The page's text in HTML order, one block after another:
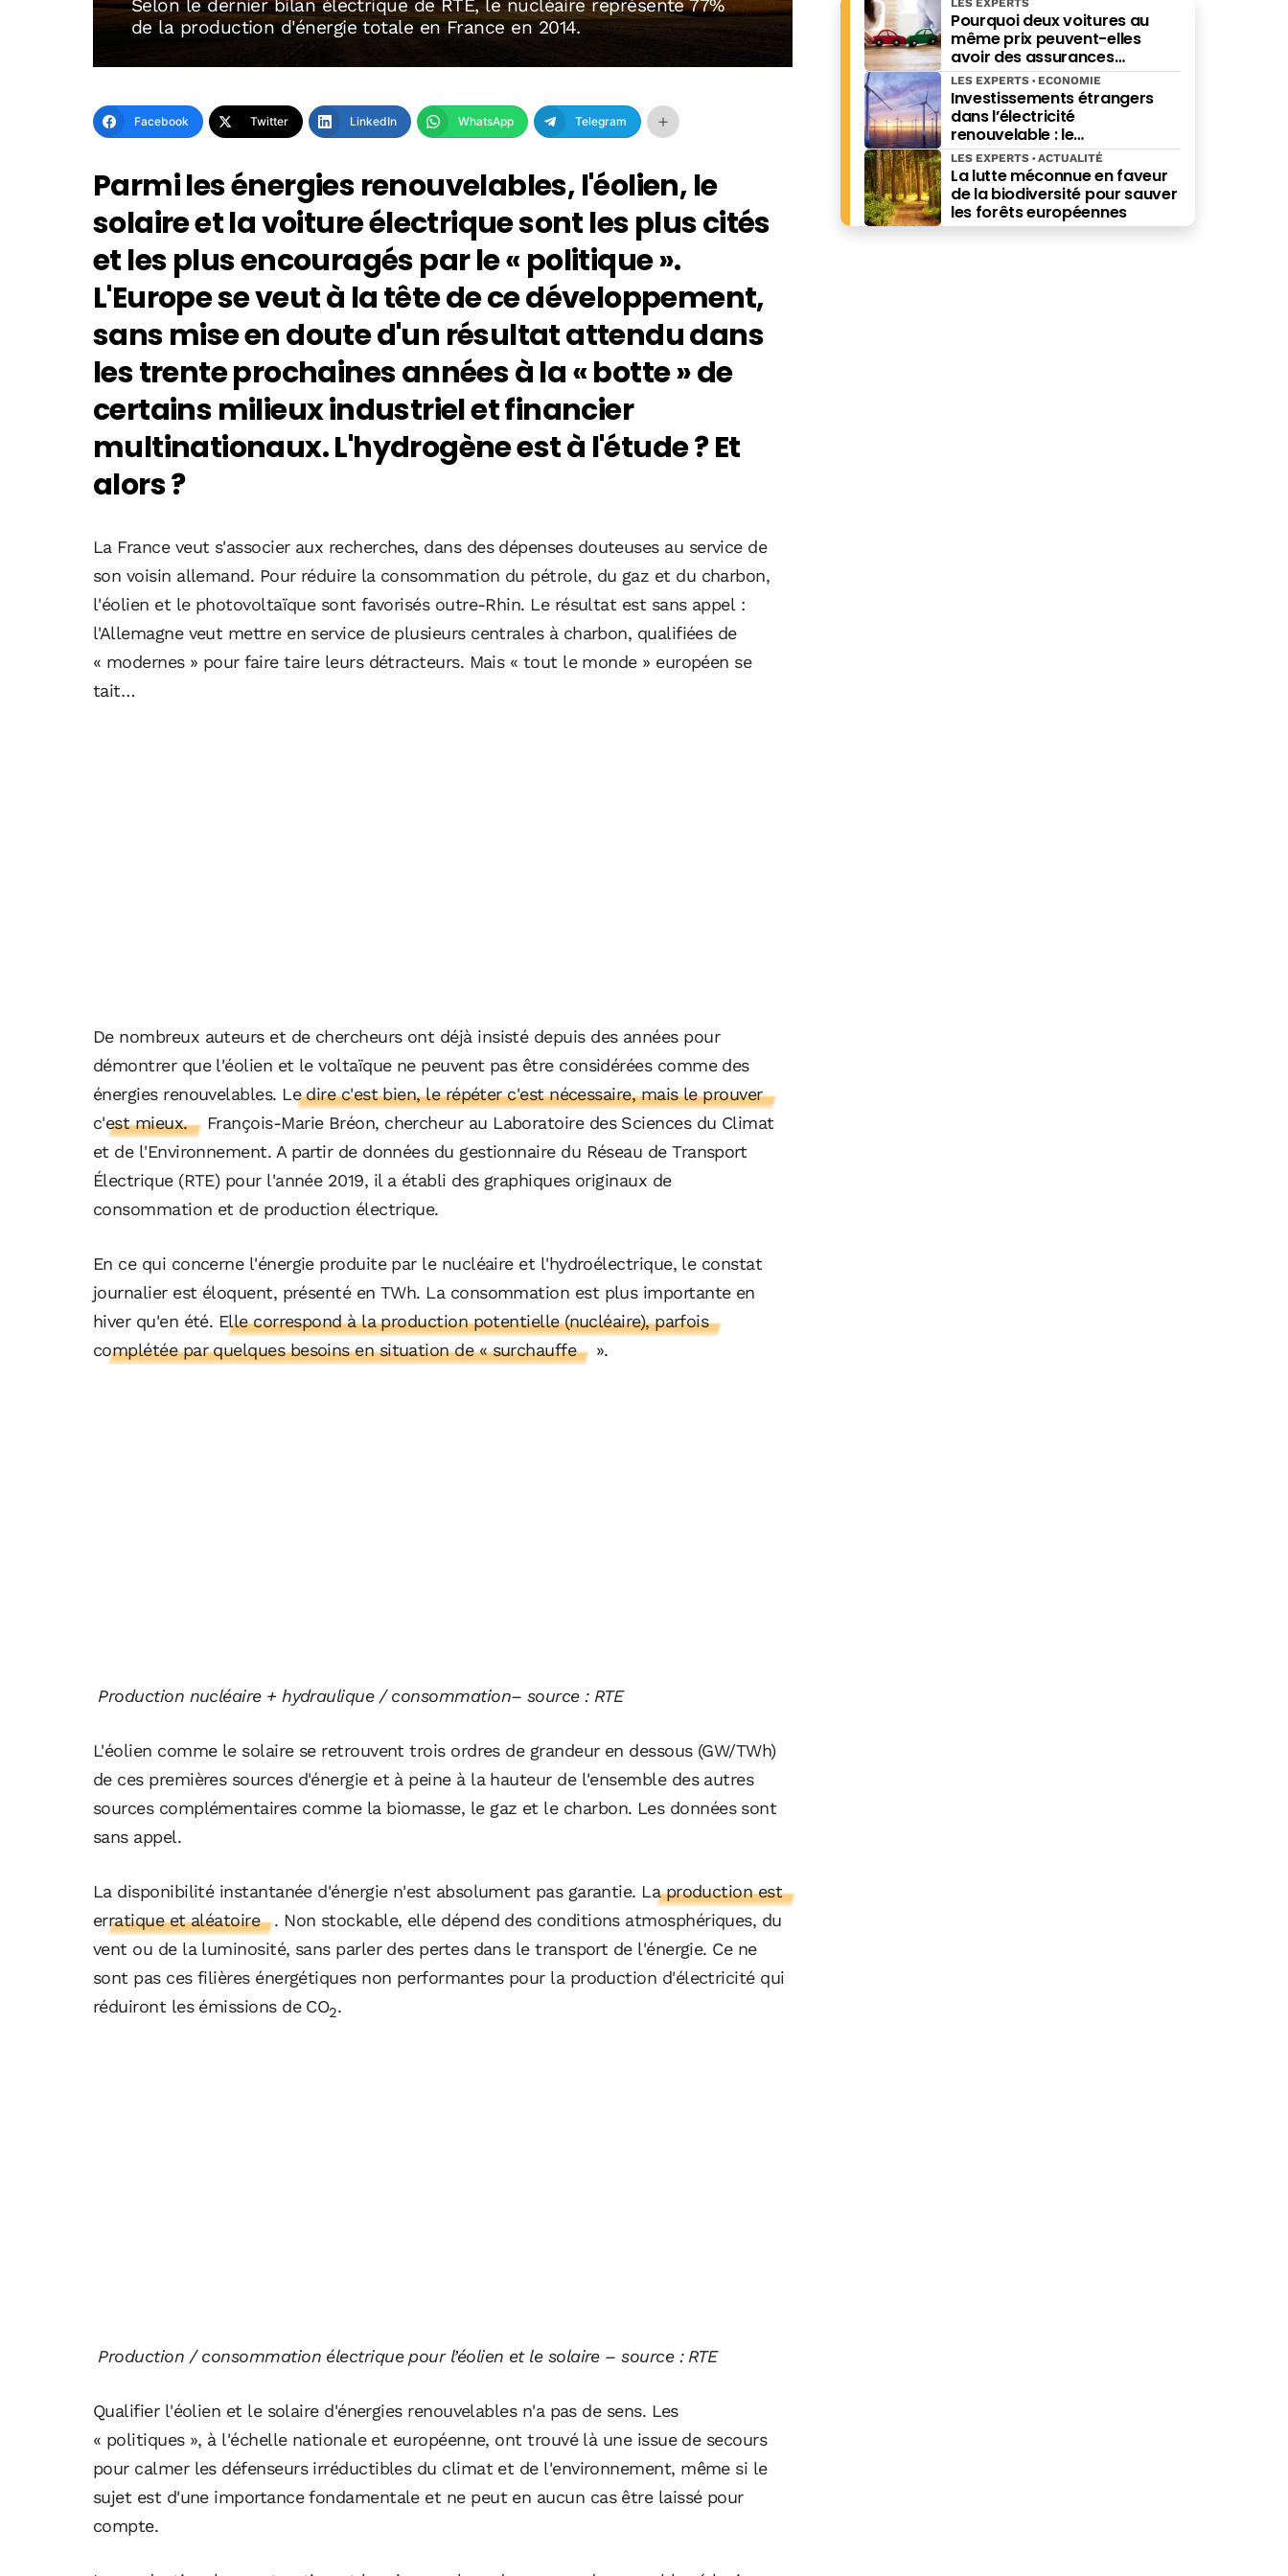
Selon le dernier bilan électrique de RTE, le nucléaire représente 77%
de la production d'énergie totale en France en 2014.
Facebook Twitter LinkedIn WhatsApp Telegram
Parmi les énergies renouvelables, l'éolien, le
solaire et la voiture électrique sont les plus cités
et les plus encouragés par le « politique ».
L'Europe se veut à la tête de ce développement,
sans mise en doute d'un résultat attendu dans
les trente prochaines années à la « botte » de
certains milieux industriel et financier
multinationaux. L'hydrogène est à l'étude ? Et
alors ?
La France veut s'associer aux recherches, dans des dépenses douteuses au service de
son voisin allemand. Pour réduire la consommation du pétrole, du gaz et du charbon,
l'éolien et le photovoltaïque sont favorisés outre-Rhin. Le résultat est sans appel :
l'Allemagne veut mettre en service de plusieurs centrales à charbon, qualifiées de
« modernes » pour faire taire leurs détracteurs. Mais « tout le monde » européen se
tait…
De nombreux auteurs et de chercheurs ont déjà insisté depuis des années pour
démontrer que l'éolien et le voltaïque ne peuvent pas être considérées comme des
énergies renouvelables. Le dire c'est bien, le répéter c'est nécessaire, mais le prouver
c'est mieux.
François-Marie Bréon, chercheur au Laboratoire des Sciences du Climat
et de l'Environnement. A partir de données du gestionnaire du Réseau de Transport
Électrique (RTE) pour l'année 2019, il a établi des graphiques originaux de
consommation et de production électrique.
En ce qui concerne l'énergie produite par le nucléaire et l'hydroélectrique, le constat
journalier est éloquent, présenté en TWh. La consommation est plus importante en
hiver qu'en été. Elle correspond à la production potentielle (nucléaire), parfois
complétée par quelques besoins en situation de « surchauffe
».
Production nucléaire + hydraulique / consommation– source : RTE
L'éolien comme le solaire se retrouvent trois ordres de grandeur en dessous (GW/TWh)
de ces premières sources d'énergie et à peine à la hauteur de l'ensemble des autres
sources complémentaires comme la biomasse, le gaz et le charbon. Les données sont
sans appel.
La disponibilité instantanée d'énergie n'est absolument pas garantie. La production est
erratique et aléatoire
. Non stockable, elle dépend des conditions atmosphériques, du
vent ou de la luminosité, sans parler des pertes dans le transport de l'énergie. Ce ne
sont pas ces filières énergétiques non performantes pour la production d'électricité qui
réduiront les émissions de CO2.
Production / consommation électrique pour l’éolien et le solaire – source : RTE
Qualifier l'éolien et le solaire d'énergies renouvelables n'a pas de sens. Les
« politiques », à l'échelle nationale et européenne, ont trouvé là une issue de secours
pour calmer les défenseurs irréductibles du climat et de l'environnement, même si le
sujet est d'une importance fondamentale et ne peut en aucun cas être laissé pour
compte.
Pourquoi deux voitures au
même prix peuvent-elles
avoir des assurances
différentes ?
LES EXPERTS
Investissements étrangers
dans l’électricité
renouvelable : le
gouvernement au pied du
mur
LES EXPERTS ECONOMIE
La lutte méconnue en faveur
de la biodiversité pour sauver
les forêts européennes
LES EXPERTS ACTUALITÉ